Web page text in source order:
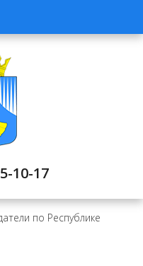
10-17
акты
по Республике